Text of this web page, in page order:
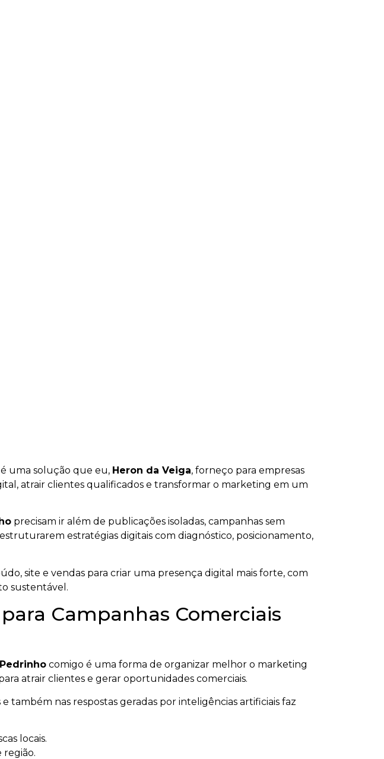
é uma solução que eu, Heron da Veiga, forneço para empresas
atrair clientes qualificados e transformar o marketing em um
precisam ir além de publicações isoladas, campanhas sem
estratégias digitais com diagnóstico, posicionamento,
site e vendas para criar uma presença digital mais forte, com
sustentável.
Campanhas Comerciais
comigo é uma forma de organizar melhor o marketing
atrair clientes e gerar oportunidades comerciais.
também nas respostas geradas por inteligências artificiais faz
locais.